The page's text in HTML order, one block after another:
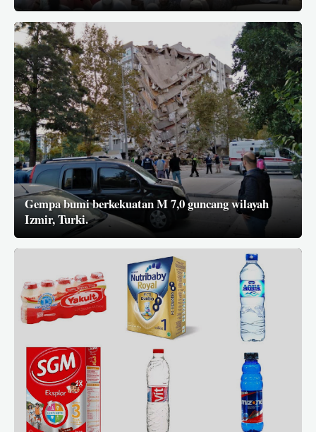
Gempa bumi berkekuatan M 7,0 guncang wilayah
Izmir, Turki.